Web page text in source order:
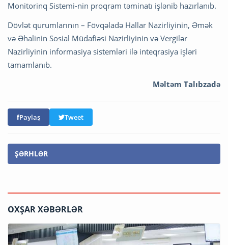
Monitorinq Sistemi-nin proqram təminatı işlənib hazırlanıb.
Dövlət qurumlarının – Fövqəladə Hallar Nazirliyinin, Əmək
və Əhalinin Sosial Müdafiəsi Nazirliyinin və Vergilər
Nazirliyinin informasiya sistemləri ilə inteqrasiya işləri
tamamlanıb.
Məltəm Talıbzadə
Paylaş Tweet
ŞƏRHLƏR
OXŞAR XƏBƏRLƏR